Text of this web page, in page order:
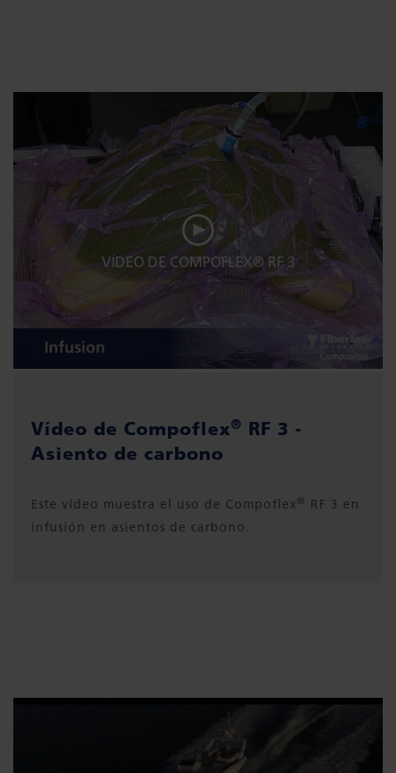
VÍDEO DE COMPOFLEX® RF 3
Vídeo de Compoflex® RF 3 -
Asiento de carbono
Este vídeo muestra el uso de Compoflex ® RF 3 en
infusión en asientos de carbono.